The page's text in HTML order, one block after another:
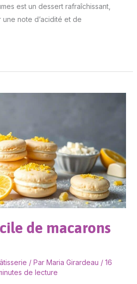
est un dessert rafraîchissant,
note d’acidité et de
de macarons
/ Par Maria Girardeau / 16
de lecture